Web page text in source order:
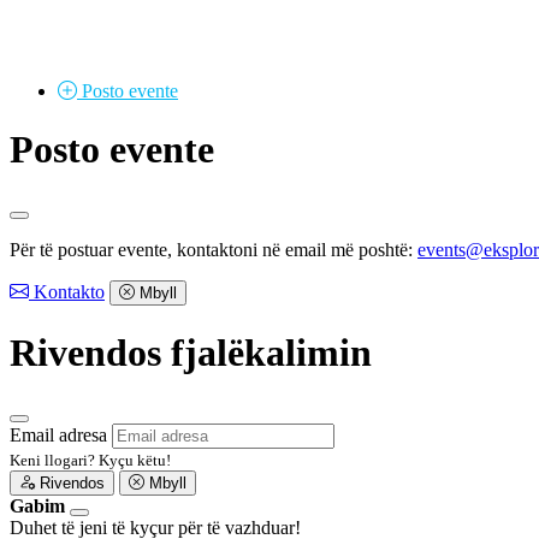
Posto evente
Posto evente
Për të postuar evente, kontaktoni në email më poshtë:
Kontakto Mbyll
Rivendos fjalëkalimin
Email adresa
Keni llogari? Kyçu këtu!
Rivendos
Mbyll
Gabim
Duhet të jeni të kyçur për të vazhduar!